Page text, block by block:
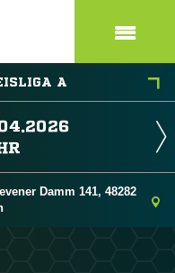
A
Damm 141, 48282